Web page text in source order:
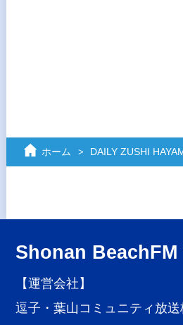
ホーム DAILY ZUSHI
Shonan BeachFM
【運営会社】
逗子・葉山コミュニティ放